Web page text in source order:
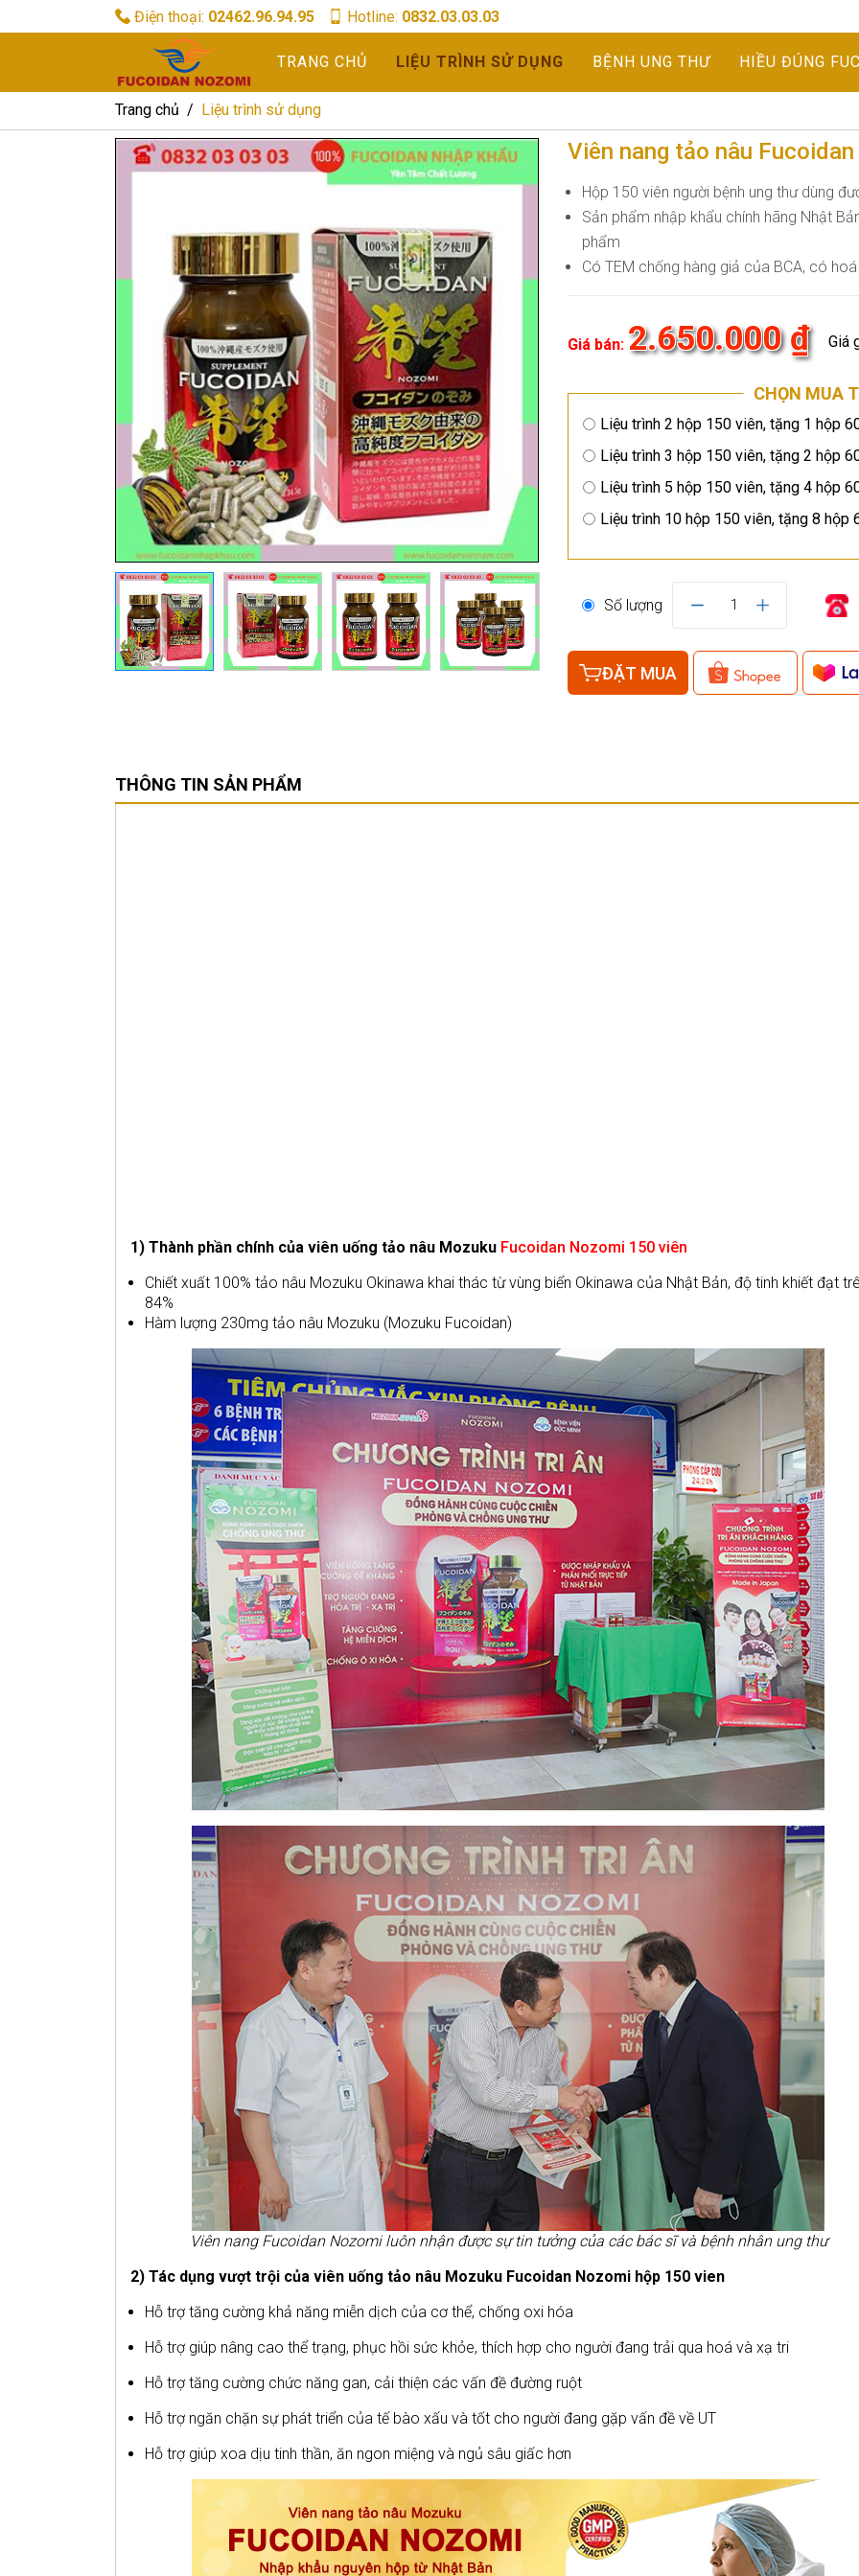
Điện thoại: 02462.96.94.95 Hotline: 0832.03.03.03
TRANG CHỦ LIỆU TRÌNH SỬ DỤNG BỆNH UNG THƯ HIỀU ĐÚNG
Trang chủ Liệu trình sử dụng
Viên nang tảo nâu
Hộp 150 viên người bệnh ung thư dùng
Sản phẩm nhập khẩu chính hãng Nhật
phẩm
Có TEM chống hàng giả của BCA, có
Giá bán: 2.650.000 ₫ Giá
CHỌN MUA
Liệu trình 2 hộp 150 viên, tặng 1 hộp
Liệu trình 3 hộp 150 viên, tặng 2 hộp
Liệu trình 5 hộp 150 viên, tặng 4 hộp
Liệu trình 10 hộp 150 viên, tặng 8 hộp
Số lượng 1
ĐẶT MUA
THÔNG TIN SẢN PHẨM
1) Thành phần chính của viên uống tảo nâu Mozuku Fucoidan Nozomi 150 viên
Chiết xuất 100% tảo nâu Mozuku Okinawa khai thác từ vùng biển Okinawa của Nhật Bản, độ tinh khiết đạt
84%
Hàm lượng 230mg tảo nâu Mozuku (Mozuku Fucoidan)
Viên nang Fucoidan Nozomi luôn nhận được sự tin tưởng của các bác sĩ và bệnh nhân ung thư
2) Tác dụng vượt trội của viên uống tảo nâu Mozuku Fucoidan Nozomi hộp 150 vien
Hỗ trợ tăng cường khả năng miễn dịch của cơ thể, chống oxi hóa
Hỗ trợ giúp nâng cao thể trạng, phục hồi sức khỏe, thích hợp cho người đang trải qua hoá và xạ tri
Hỗ trợ tăng cường chức năng gan, cải thiện các vấn đề đường ruột
Hỗ trợ ngăn chặn sự phát triển của tế bào xấu và tốt cho người đang gặp vấn đề về UT
Hỗ trợ giúp xoa dịu tinh thần, ăn ngon miệng và ngủ sâu giấc hơn